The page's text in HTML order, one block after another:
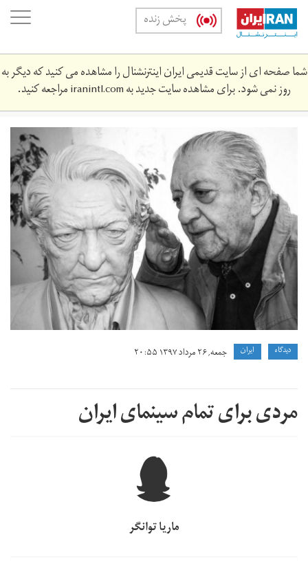
Skip
main
content
پخش زنده
شما صفحه ای از سایت قدیمی ایران اینترنشنال را مشاهده می کنید که دیگر به
روز نمی شود. برای مشاهده سایت جدید بهiranintl.comمراجعه کنید.
114922w1280q70.jpg
دیدگاه ايران جمعه, ۲۶ مرداد ۱۳۹۷ ۲۰:۵۵
مردی برای تمام سینمای ایران
ماریا توانگر